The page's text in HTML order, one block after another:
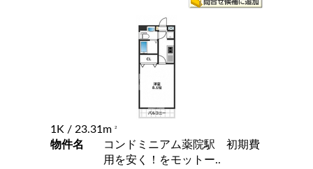
1K / 23.31m 2
物件名
コンドミニアム薬院駅 初期費
用を安く！をモットー..